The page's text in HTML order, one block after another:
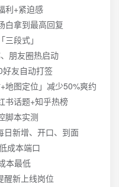
利+紧迫感
白拿到最高回复
段式」
朋友圈热启动
友自动打签
地图定位」减少50%爽约
书话题+知乎热榜
脚本实测
日新增、开口、到面
成本端口
本最低
醒新上线岗位